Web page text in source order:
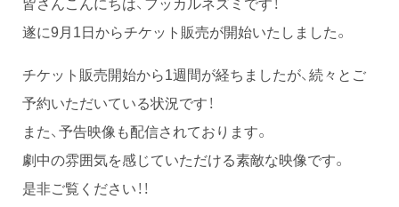
遂に9月1日からチケット販売が開始いたしました。
チケット販売開始から1週間が経ちましたが、続々とご
予約いただいている状況です！
また、予告映像も配信されております。
劇中の雰囲気を感じていただける素敵な映像です。
是非ご覧ください！！